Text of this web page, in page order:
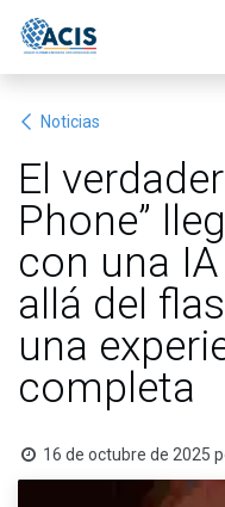
Noticias
El
Phone”
con una
allá del
una
completa
16 de octubre de 2025